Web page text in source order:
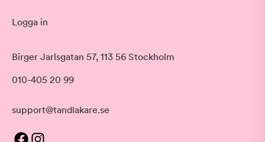
Logga in
Birger Jarlsgatan 57, 113 56 Stockholm
010-405 20 99
support@tandlakare.se